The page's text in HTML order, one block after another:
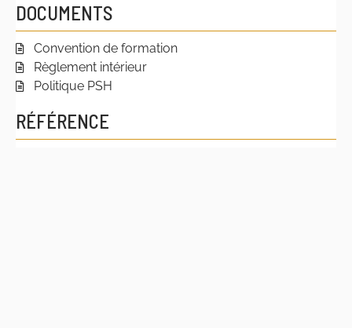
DOCUMENTS
Convention de formation
Règlement intérieur
Politique PSH
RÉFÉRENCE